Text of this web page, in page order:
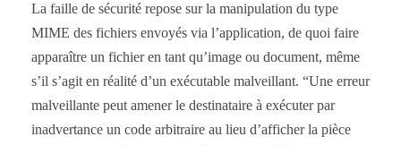
La faille de sécurité repose sur la manipulation du type
MIME des fichiers envoyés via l’application, de quoi faire
apparaître un fichier en tant qu’image ou document, même
s’il s’agit en réalité d’un exécutable malveillant. “Une erreur
malveillante peut amener le destinataire à exécuter par
inadvertance un code arbitraire au lieu d’afficher la pièce